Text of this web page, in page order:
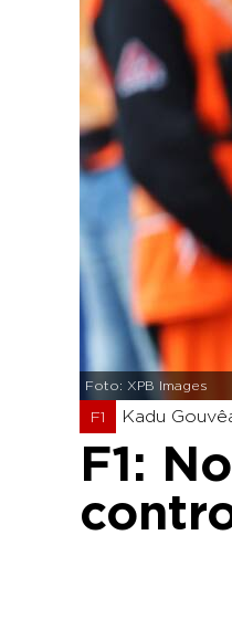
Foto: XPB Images
F1 Kadu
F1: